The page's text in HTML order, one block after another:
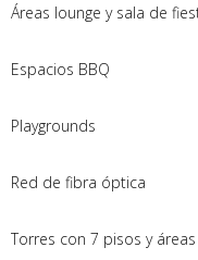
Áreas lounge y sala de
Espacios BBQ
Playgrounds
Red de fibra óptica
Torres con 7 pisos y